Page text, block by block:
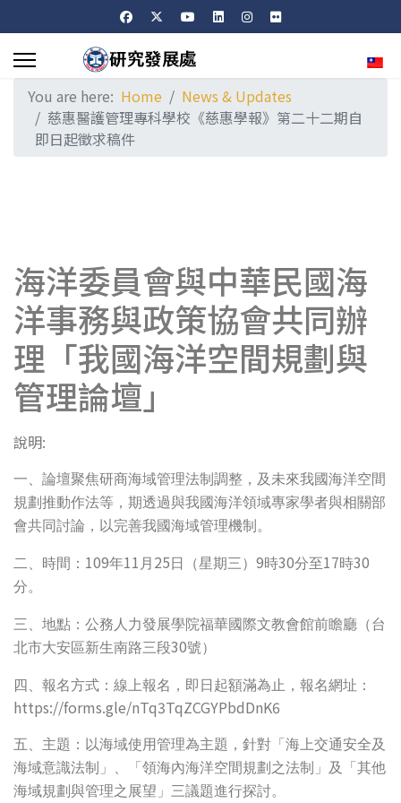
You are here: Home
News & Updates
慈惠醫護管理專科學校《慈惠學報》第二十二期自
即日起徵求稿件
海洋委員會與中華民國海
洋事務與政策協會共同辦
理「我國海洋空間規劃與
管理論壇」
說明:
一、論壇聚焦研商海域管理法制調整，及未來我國海洋空間
規劃推動作法等，期透過與我國海洋領域專家學者與相關部
會共同討論，以完善我國海域管理機制。
二、時間： 109年11 月 25 日（星期三） 9時30分至17時30
分。
三、地點：公務人力發展學院福華國際文教會館前瞻廳（台
北市大安區新生南路三段30號）
四、報名方式：線上報名，即日起額滿為止，報名網址：
https://forms.gle/nTq3TqZCGYPbdDnK6
五、主題：以海域使用管理為主題，針對「海上交通安全及
海域意識法制」、「領海內海洋空間規劃之法制」及「其他
海域規劃與管理之展望」三議題進行探討。